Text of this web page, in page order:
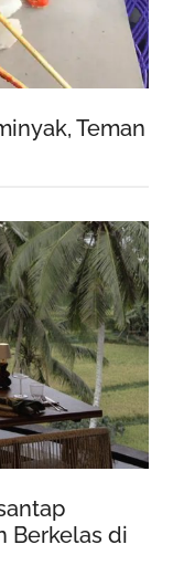
Teman
Berkelas di